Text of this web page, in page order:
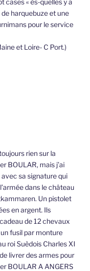
cases « ès-quelles y a
harquebuze et une
pour le service
et Loire- C Port.)
rien sur la
BOULAR, mais j’ai
sa signature qui
dans le château
Un pistolet
en argent. Ils
de 12 chevaux
fusil par monture
roi Suèdois Charles XI
livrer des armes pour
BOULAR A ANGERS